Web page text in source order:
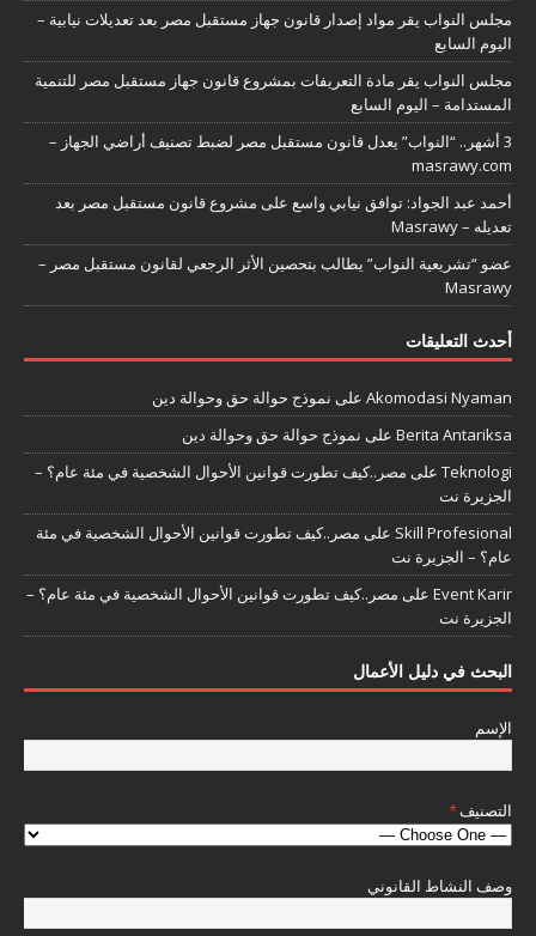
مجلس النواب يقر مواد إصدار قانون جهاز مستقبل مصر بعد تعديلات نيابية –
اليوم السابع
مجلس النواب يقر مادة التعريفات بمشروع قانون جهاز مستقبل مصر للتنمية
المستدامة – اليوم السابع
3 أشهر.. “النواب” يعدل قانون مستقبل مصر لضبط تصنيف أراضي الجهاز –
masrawy.com
أحمد عبد الجواد: توافق نيابي واسع على مشروع قانون مستقبل مصر بعد
تعديله – Masrawy
عضو “تشريعية النواب” يطالب بتحصين الأثر الرجعي لقانون مستقبل مصر –
Masrawy
أحدث التعليقات
Akomodasi Nyaman على نموذج حوالة حق وحوالة دين
Berita Antariksa على نموذج حوالة حق وحوالة دين
Teknologi على مصر..كيف تطورت قوانين الأحوال الشخصية في مئة عام؟ –
الجزيرة نت
Skill Profesional على مصر..كيف تطورت قوانين الأحوال الشخصية في مئة
عام؟ – الجزيرة نت
Event Karir على مصر..كيف تطورت قوانين الأحوال الشخصية في مئة عام؟ –
الجزيرة نت
البحث في دليل الأعمال
الإسم
التصنيف*
وصف النشاط القانوني